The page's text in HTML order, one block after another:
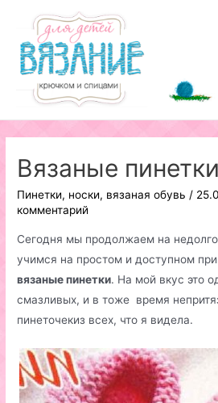
содержимому
Вязаные пинетки
Пинетки, носки, вязаная обувь /
комментарий
Сегодня мы продолжаем на
учимся на простом и доступном
вязаные пинетки. На мой вкус это
смазливых, и в тоже время
пинеточекиз всех, что я видела.